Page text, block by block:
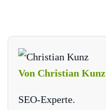
Von Christian Kunz
SEO-Experte.